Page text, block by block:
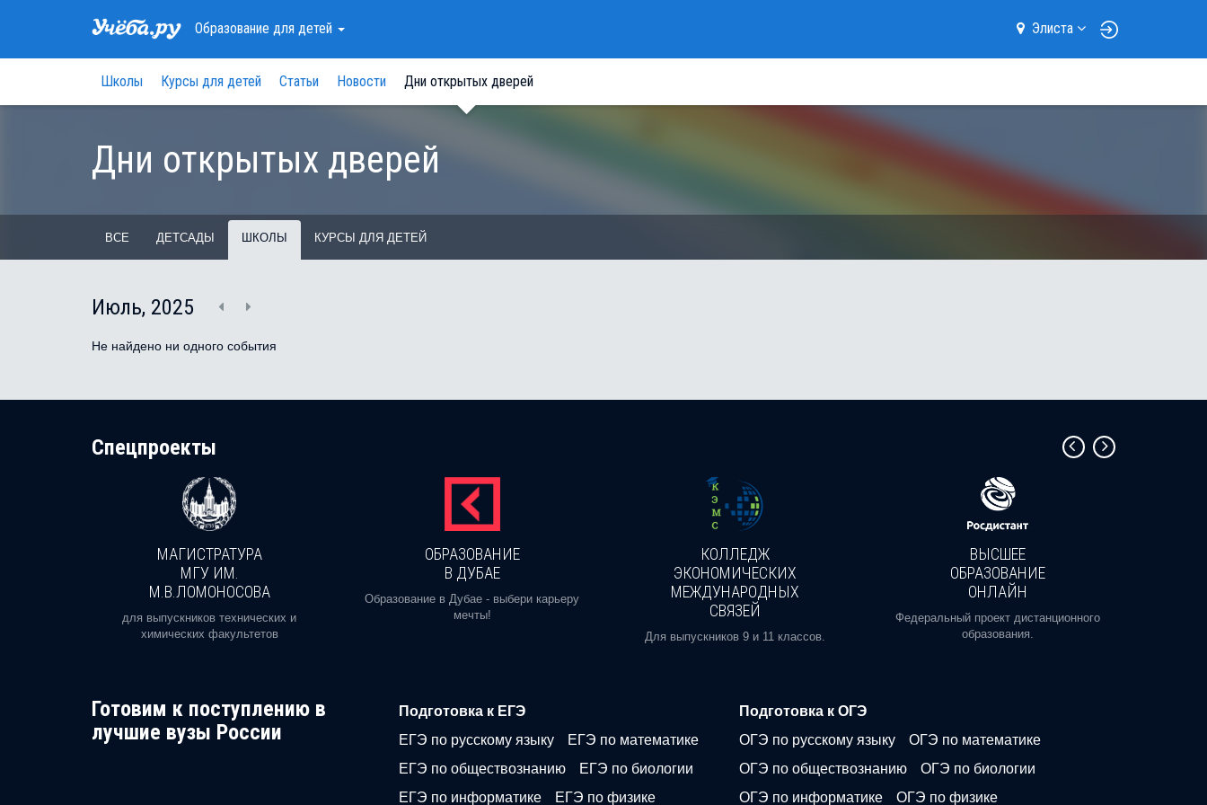
Образованиедля детей Элиста
Школы Курсы для детей Статьи Новости Дни открытых дверей
Дни открытых дверей
ВСЕ ДЕТСАДЫ ШКОЛЫ КУРСЫ ДЛЯ ДЕТЕЙ
Июль, 2025
Не найдено ни одного события
Cпецпроекты
МАГИСТРАТУРА
МГУ ИМ.
М.В.ЛОМОНОСОВА
для выпускников технических и
химических факультетов
ОБРАЗОВАНИЕ
В ДУБАЕ
Образование в Дубае - выбери карьеру
мечты!
КОЛЛЕДЖ
ЭКОНОМИЧЕСКИХ
МЕЖДУНАРОДНЫХ
СВЯЗЕЙ
Для выпускников 9 и 11 классов.
ВЫСШЕЕ
ОБРАЗОВАНИЕ
ОНЛАЙН
Федеральный проект дистанционного
образования.
Готовим к поступлению в
лучшие вузы России
Подготовка к ЕГЭ
ЕГЭ по русскому языку
ЕГЭ по математике
ЕГЭ по обществознанию
ЕГЭ по биологии
ЕГЭ по информатике
ЕГЭ по физике
Подготовка к ОГЭ
ОГЭ по русскому языку
ОГЭ по математике
ОГЭ по обществознанию
ОГЭ по биологии
ОГЭ по информатике
ОГЭ по физике